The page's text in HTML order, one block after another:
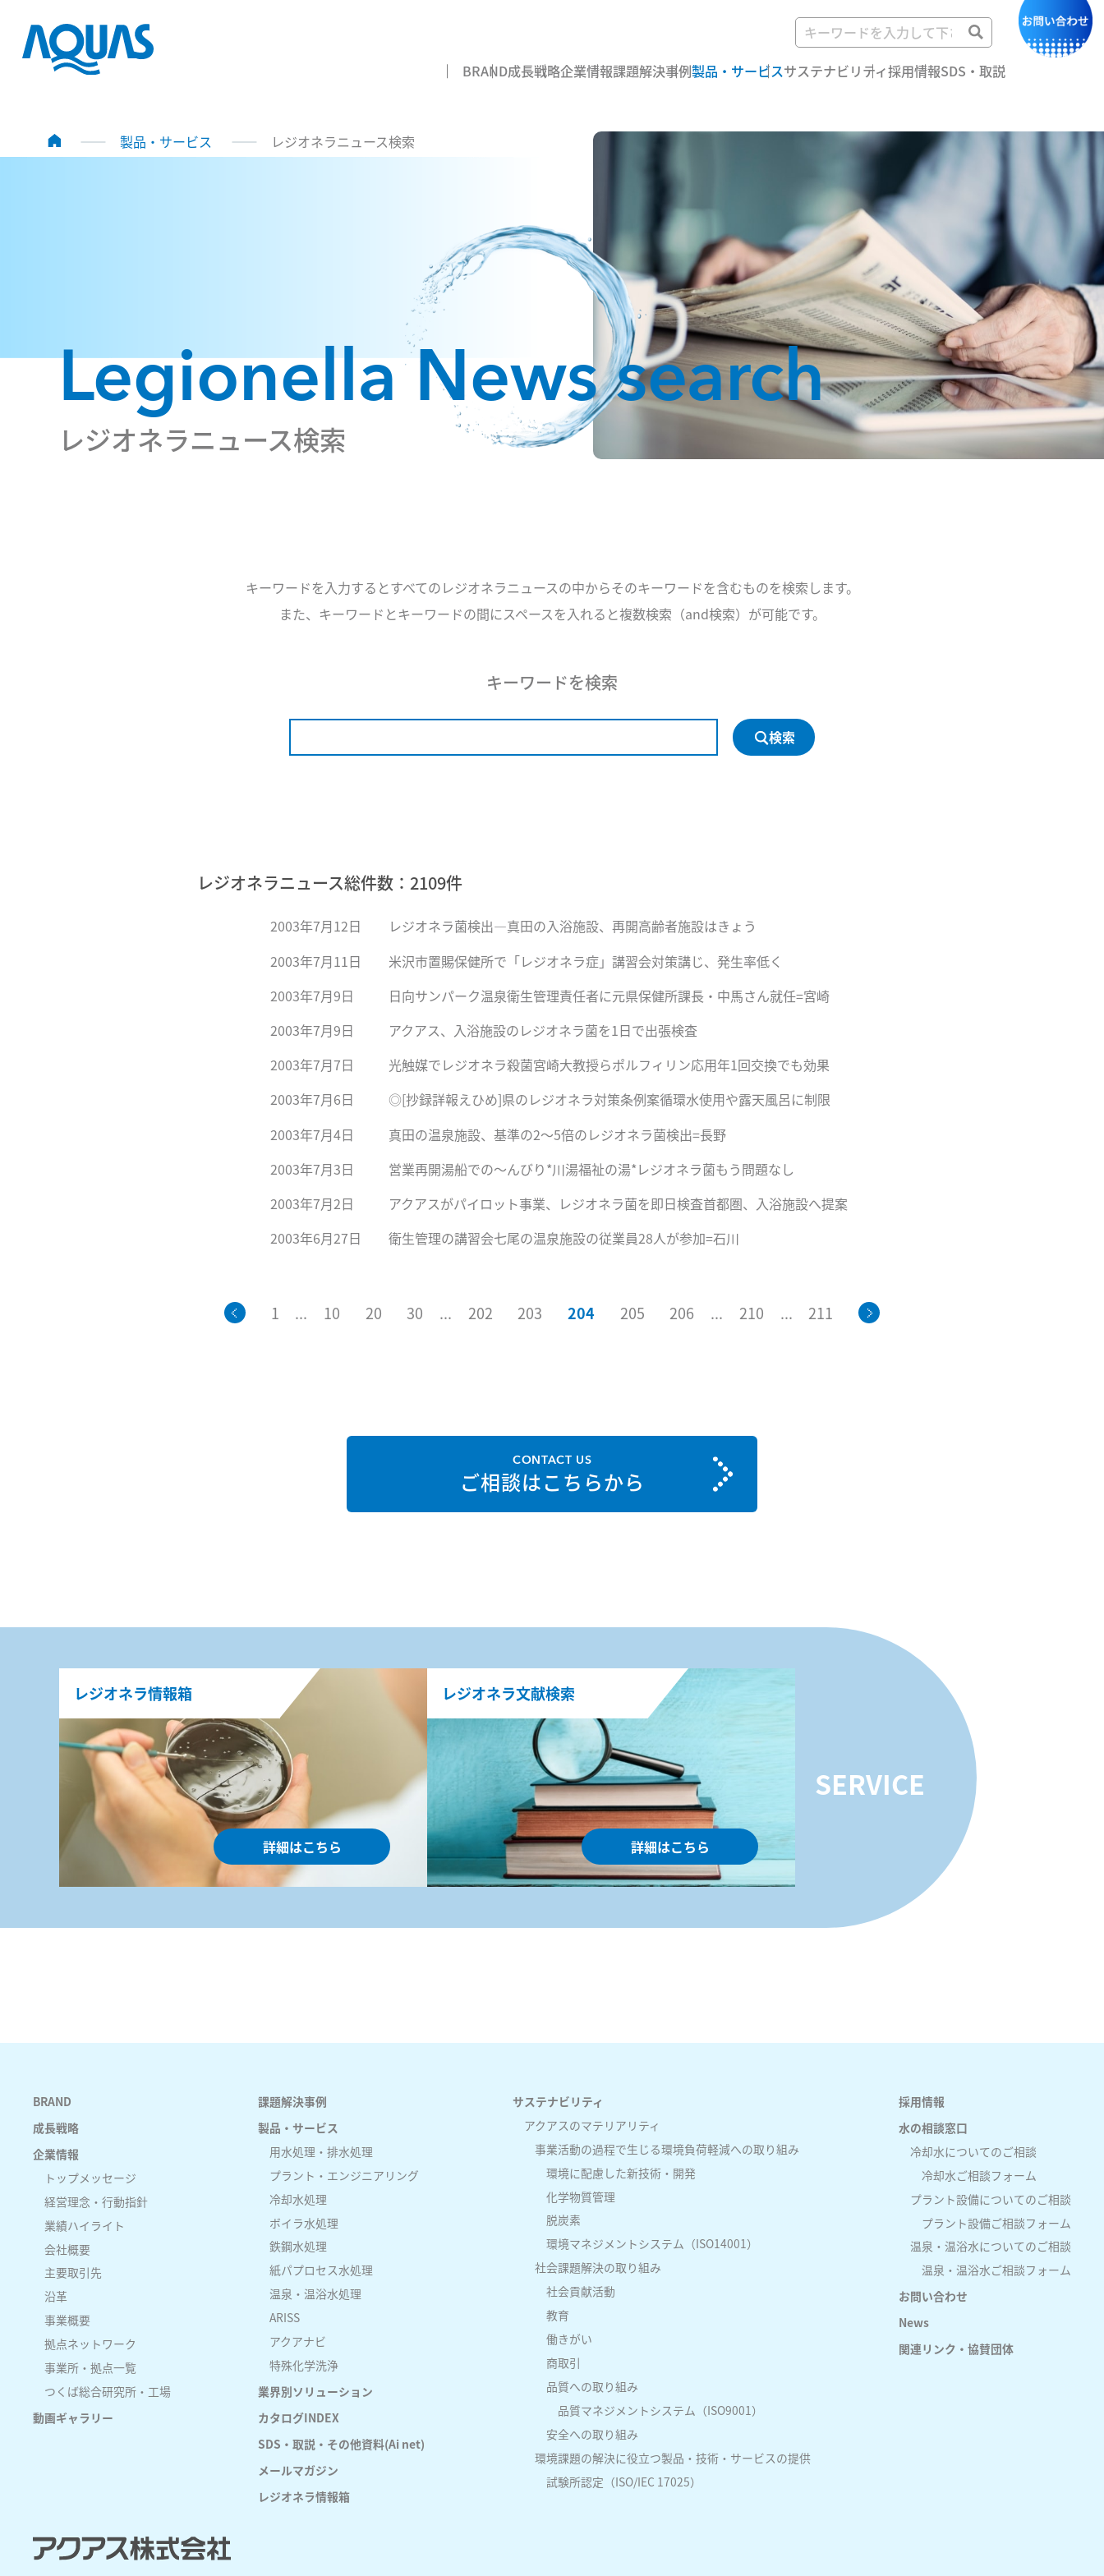
BRAND成長戦略企業情報課題解決事例製品・サービスサステナビリティ採用情報SDS・取説
製品・サービス レジオネラニュース検索
Legionella News search
レジオネラニュース検索
キーワードを入力するとすべてのレジオネラニュースの中からそのキーワードを含むものを検索します。
また、キーワードとキーワードの間にスペースを入れると複数検索（and検索）が可能です。
キーワードを検索
検索
レジオネラニュース総件数： 2109件
2003年7月12日
レジオネラ菌検出―真田の入浴施設、再開高齢者施設はきょう
2003年7月11日
米沢市置賜保健所で「レジオネラ症」講習会対策講じ、発生率低く
2003年7月9日
日向サンパーク温泉衛生管理責任者に元県保健所課長・中馬さん就任=宮崎
2003年7月9日
アクアス、入浴施設のレジオネラ菌を1日で出張検査
2003年7月7日
光触媒でレジオネラ殺菌宮崎大教授らポルフィリン応用年1回交換でも効果
2003年7月6日
◎[抄録詳報えひめ]県のレジオネラ対策条例案循環水使用や露天風呂に制限
2003年7月4日
真田の温泉施設、基準の2〜5倍のレジオネラ菌検出=長野
2003年7月3日
営業再開湯船での〜んびり*川湯福祉の湯*レジオネラ菌もう問題なし
2003年7月2日
アクアスがパイロット事業、レジオネラ菌を即日検査首都圏、入浴施設へ提案
2003年6月27日
衛生管理の講習会七尾の温泉施設の従業員28人が参加=石川
1 ... 10 20 30 ... 202 203 204 205 206 ... 210 ... 211
CONTACT US
ご相談はこちらから
SERVICE
レジオネラ情報箱
詳細はこちら
レジオネラ文献検索
詳細はこちら
BRAND
成長戦略
企業情報
トップメッセージ
経営理念・行動指針
業績ハイライト
会社概要
主要取引先
沿革
事業概要
拠点ネットワーク
事業所・拠点一覧
つくば総合研究所・工場
動画ギャラリー
課題解決事例
製品・サービス
用水処理・排水処理
プラント・エンジニアリング
冷却水処理
ボイラ水処理
鉄鋼水処理
紙パプロセス水処理
温泉・温浴水処理
ARISS
アクアナビ
特殊化学洗浄
業界別ソリューション
カタログINDEX
SDS・取説・その他資料(Ai net)
メールマガジン
レジオネラ情報箱
サステナビリティ
アクアスのマテリアリティ
事業活動の過程で生じる環境負荷軽減への取り組み
環境に配慮した新技術・開発
化学物質管理
脱炭素
環境マネジメントシステム（ISO14001）
社会課題解決の取り組み
社会貢献活動
教育
働きがい
商取引
品質への取り組み
品質マネジメントシステム（ISO9001）
安全への取り組み
環境課題の解決に役立つ製品・技術・サービスの提供
試験所認定（ISO/IEC 17025）
採用情報
水の相談窓口
冷却水についてのご相談
冷却水ご相談フォーム
プラント設備についてのご相談
プラント設備ご相談フォーム
温泉・温浴水についてのご相談
温泉・温浴水ご相談フォーム
お問い合わせ
News
関連リンク・協賛団体